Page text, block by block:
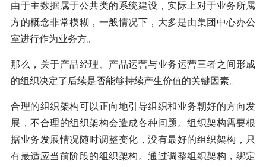
由于主数据属于公共类的系统建设，实际上对于业务所属
方的概念非常模糊，一般情况下，大多是由集团中心办公
室进行作为业务方。
那么，关于产品经理、产品运营与业务运营三者之间形成
的组织决定了后续是否能够持续产生价值的关键因素。
合理的组织架构可以正向地引导组织和业务朝好的方向发
展，不合理的组织架构会造成各种问题。组织架构需要根
据业务发展情况随时调整变化，没有最好的组织架构，只
有最适应当前阶段的组织架构。通过调整组织架构，绑定